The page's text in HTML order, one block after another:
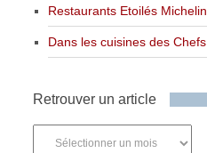
Restaurants Etoilés Michelin
Dans les cuisines des Chefs
Retrouver un article